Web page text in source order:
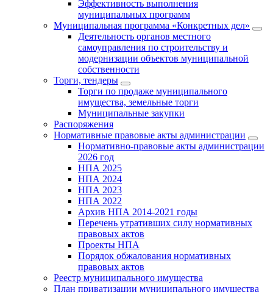
Эффективность выполнения
муниципальных программ
Муниципальная программа «Конкретных дел»
Деятельность органов местного
самоуправления по строительству и
модернизации объектов муниципальной
собственности
Торги, тендеры
Торги по продаже муниципального
имущества, земельные торги
Муниципальные закупки
Распоряжения
Нормативные правовые акты администрации
Нормативно-правовые акты администрации
2026 год
НПА 2025
НПА 2024
НПА 2023
НПА 2022
Архив НПА 2014-2021 годы
Перечень утративших силу нормативных
правовых актов
Проекты НПА
Порядок обжалования нормативных
правовых актов
Реестр муниципального имущества
План приватизации муниципального имущества